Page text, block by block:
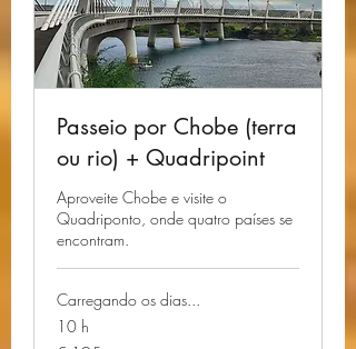
Passeio por Chobe (terra
ou rio) + Quadripoint
Aproveite Chobe e visite o
Quadriponto, onde quatro países se
encontram.
Carregando os dias...
10 h
195